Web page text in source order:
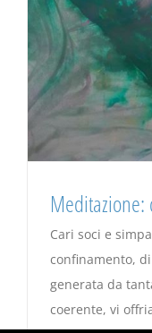
Meditazione:
Cari soci e
confinamento,
generata da
coerente, vi